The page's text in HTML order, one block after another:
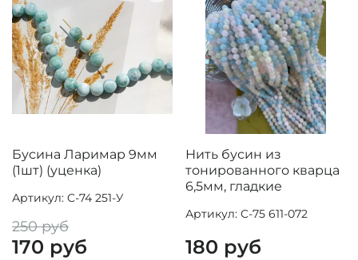
Бусина Ларимар 9мм
(1шт) (уценка)
Артикул: C-74 251-У
250 руб
170 руб
Нить бусин из
тонированного кварца
6,5мм, гладкие
Артикул: C-75 611-072
180 руб